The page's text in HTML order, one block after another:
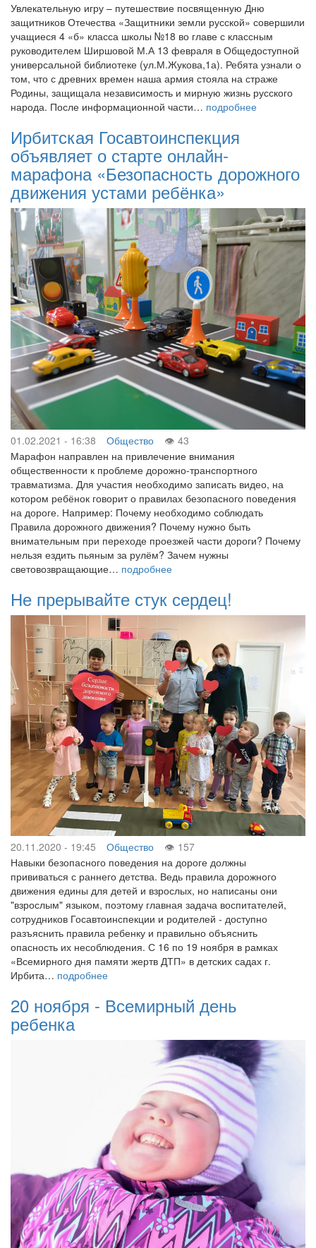
Увлекательную игру – путешествие посвященную Дню
защитников Отечества «Защитники земли русской» совершили
учащиеся 4 «б» класса школы №18 во главе с классным
руководителем Ширшовой М.А 13 февраля в Общедоступной
универсальной библиотеке (ул.М.Жукова,1а). Ребята узнали о
том, что с древних времен наша армия стояла на страже
Родины, защищала независимость и мирную жизнь русского
народа. После информационной части… подробнее
Ирбитская Госавтоинспекция
объявляет о старте онлайн-
марафона «Безопасность дорожного
движения устами ребёнка»
01.02.2021 - 16:38 Общество
43
Марафон направлен на привлечение внимания
общественности к проблеме дорожно-транспортного
травматизма. Для участия необходимо записать видео, на
котором ребёнок говорит о правилах безопасного поведения
на дороге. Например: Почему необходимо соблюдать
Правила дорожного движения? Почему нужно быть
внимательным при переходе проезжей части дороги? Почему
нельзя ездить пьяным за рулём? Зачем нужны
световозвращающие… подробнее
Не прерывайте стук сердец!
20.11.2020 - 19:45 Общество
157
Навыки безопасного поведения на дороге должны
прививаться с раннего детства. Ведь правила дорожного
движения едины для детей и взрослых, но написаны они
"взрослым" языком, поэтому главная задача воспитателей,
сотрудников Госавтоинспекции и родителей - доступно
разъяснить правила ребенку и правильно объяснить
опасность их несоблюдения. С 16 по 19 ноября в рамках
«Всемирного дня памяти жертв ДТП» в детских садах г.
Ирбита… подробнее
20 ноября - Всемирный день
ребенка